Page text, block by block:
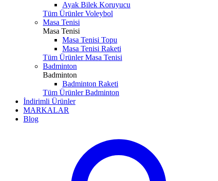
Ayak Bilek Koruyucu
Tüm Ürünler Voleybol
Masa Tenisi
Masa Tenisi
Masa Tenisi Topu
Masa Tenisi Raketi
Tüm Ürünler Masa Tenisi
Badminton
Badminton
Badminton Raketi
Tüm Ürünler Badminton
İndirimli Ürünler
MARKALAR
Blog